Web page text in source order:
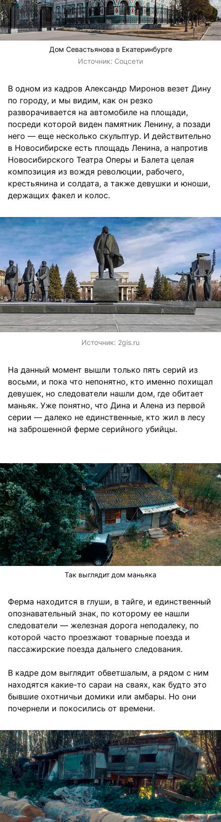
Дом Севастьянова в Екатеринбурге
Источник: Соцсети
В одном из кадров Александр Миронов везет Дину
по городу, и мы видим, как он резко
разворачивается на автомобиле на площади,
посреди которой виден памятник Ленину, а позади
него — еще несколько скульптур. И действительно
в Новосибирске есть площадь Ленина, а напротив
Новосибирского Театра Оперы и Балета целая
композиция из вождя революции, рабочего,
крестьянина и солдата, а также девушки и юноши,
держащих факел и колос.
Источник: 2gis.ru
На данный момент вышли только пять серий из
восьми, и пока что непонятно, кто именно похищал
девушек, но следователи нашли дом, где обитает
маньяк. Уже понятно, что Дина и Алена из первой
серии — далеко не единственные, кто жил в лесу
на заброшенной ферме серийного убийцы.
Так выглядит дом маньяка
Ферма находится в глуши, в тайге, и единственный
опознавательный знак, по которому ее нашли
следователи — железная дорога неподалеку, по
которой часто проезжают товарные поезда и
пассажирские поезда дальнего следования.
В кадре дом выглядит обветшалым, а рядом с ним
находятся какие-то сараи на сваях, как будто это
бывшие охотничьи домики или амбары. Но они
почернели и покосились от времени.